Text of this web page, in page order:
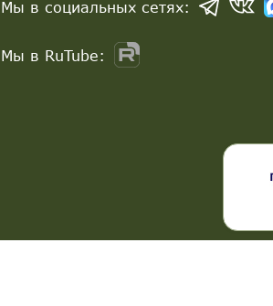
Мы в социальных сетях:
Мы в RuTube: